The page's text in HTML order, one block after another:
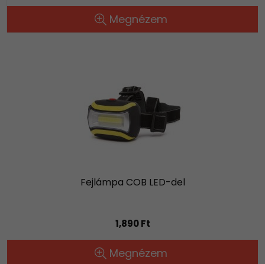
Megnézem
Fejlámpa COB LED-del
1,890 Ft
Megnézem